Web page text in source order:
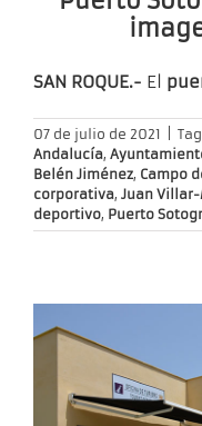
SAN ROQUE.- El
07 de julio de 2021
Andalucía,
Belén Jiménez, Campo
corporativa, Juan
deportivo, Puerto